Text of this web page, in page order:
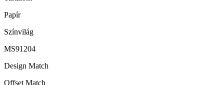
Papír
Színvilág
MS91204
Design Match
Offset Match